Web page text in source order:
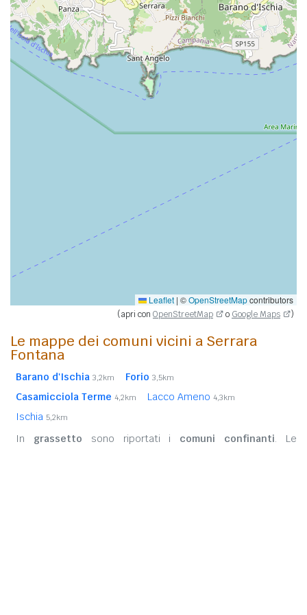
Leaflet | ©OpenStreetMapcontributors
(apri con OpenStreetMap o Google Maps )
Le mappe dei comuni vicini a Serrara
Fontana
Barano d'Ischia 3,2km Forio 3,5km
Casamicciola Terme 4,2km Lacco Ameno 4,3km
Ischia 5,2km
In grassetto sono riportati i comuni confinanti. Le